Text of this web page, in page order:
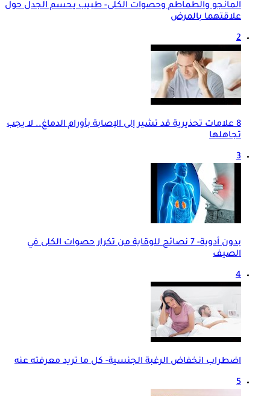
المانجو والطماطم وحصوات الكلى- طبيب يحسم الجدل حول
علاقتهما بالمرض
2
8 علامات تحذيرية قد تشير إلى الإصابة بأورام الدماغ.. لا يجب
تجاهلها
3
بدون أدوية- 7 نصائح للوقاية من تكرار حصوات الكلى في
الصيف
4
اضطراب انخفاض الرغبة الجنسية- كل ما تريد معرفته عنه
5